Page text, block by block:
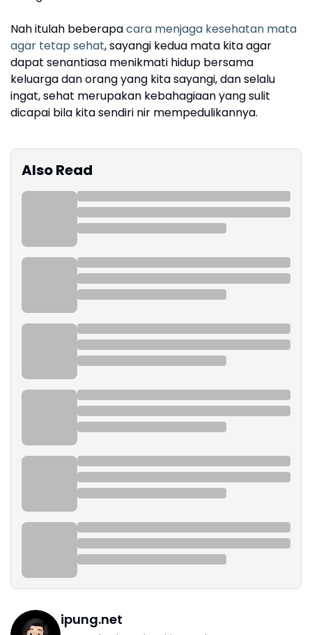
Nah itulah beberapacara menjaga kesehatan mata
agar tetap sehat, sayangi kedua mata kita agar
dapat senantiasa menikmati hidup bersama
keluarga dan orang yang kita sayangi, dan selalu
ingat, sehat merupakan kebahagiaan yang sulit
dicapai bila kita sendiri nir mempedulikannya.
Also Read
ipung.net